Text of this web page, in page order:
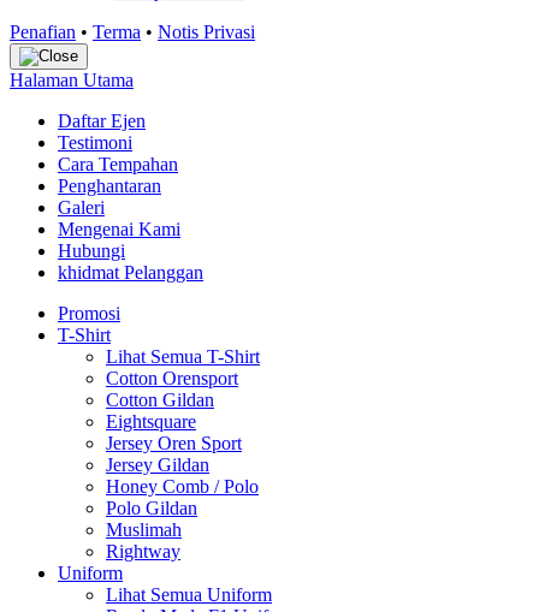
Penafian • Terma • Notis Privasi
Halaman Utama
Daftar Ejen
Testimoni
Cara Tempahan
Penghantaran
Galeri
Mengenai Kami
Hubungi
khidmat Pelanggan
Promosi
T-Shirt
Lihat Semua T-Shirt
Cotton Orensport
Cotton Gildan
Eightsquare
Jersey Oren Sport
Jersey Gildan
Honey Comb / Polo
Polo Gildan
Muslimah
Rightway
Uniform
Lihat Semua Uniform